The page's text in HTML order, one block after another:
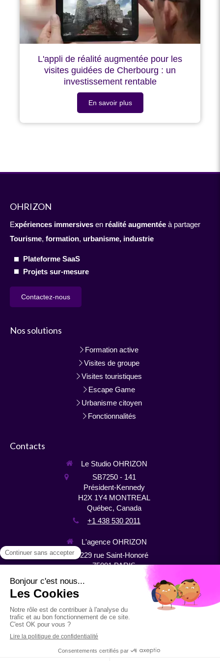
L'appli de réalité augmentée pour les
visites guidées de Cherbourg : un
investissement rentable
En savoir plus
OHRIZON
Expériences immersives en réalité augmentée à partager
Tourisme, formation, urbanisme, industrie
Plateforme SaaS
Projets sur-mesure
Contactez-nous
Nos solutions
Formation active
Visites de groupe
Visites touristiques
Escape Game
Urbanisme citoyen
Fonctionnalités
Contacts
Le Studio OHRIZON
SB7250 - 141
Président-Kennedy
H2X 1Y4 MONTREAL
Québec, Canada
+1 438 530 2011
L'agence OHRIZON
229 rue Saint-Honoré
75001 PARIS
Plan du site
Mentions légales